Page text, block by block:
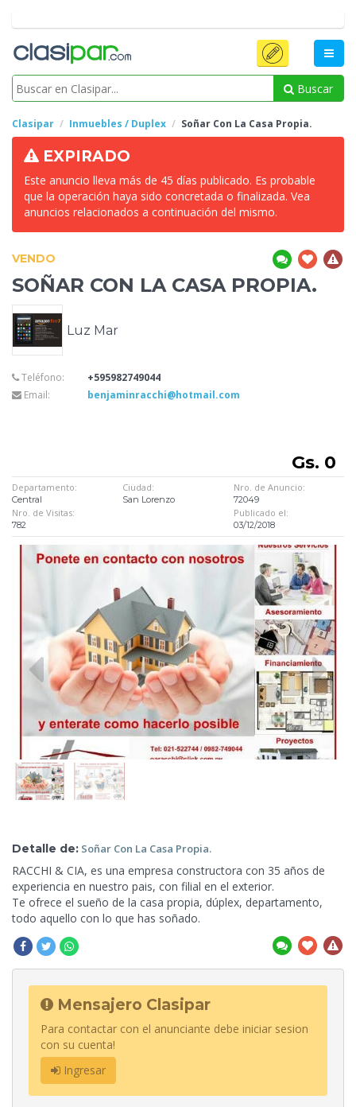
Buscar
Clasipar Inmuebles / Duplex Soñar Con La Casa Propia.
EXPIRADO
Este anuncio lleva más de 45 días publicado. Es probable
que la operación haya sido concretada o finalizada. Vea
anuncios relacionados a continuación del mismo.
VENDO
SOÑAR CON LA CASA PROPIA.
Luz Mar
Teléfono:
+595982749044
Email:
benjaminracchi@hotmail.com
Gs. 0
Departamento:
Central
Ciudad:
San Lorenzo
Nro. de Anuncio:
72049
Nro. de Visitas:
782
Publicado el:
03/12/2018
Detalle de: Soñar Con La Casa Propia.
RACCHI & CIA, es una empresa constructora con 35 años de
experiencia en nuestro pais, con filial en el exterior.
Te ofrece el sueño de la casa propia, dúplex, departamento,
todo aquello con lo que has soñado.
Mensajero Clasipar
Para contactar con el anunciante debe iniciar sesion
con su cuenta!
Ingresar